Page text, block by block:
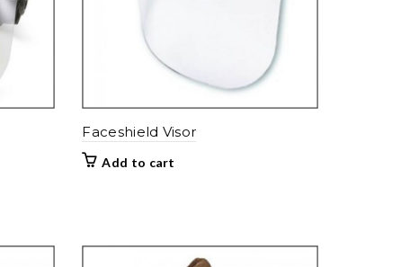
Faceshield Visor
Add to cart